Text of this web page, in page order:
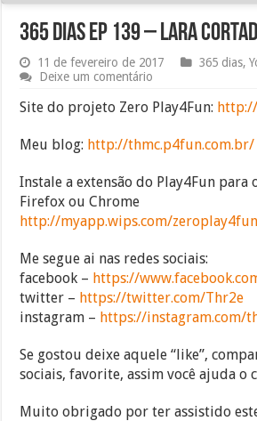
365 dias EP 139 – Lara
11 de fevereiro de 2017 365 dias,
Deixe um comentário
Site do projeto Zero Play4Fun:
Meu blog: http://thmc.p4fun.com.br/
Instale a extensão do Play4Fun para
Firefox ou Chrome
http://myapp.wips.com/zeroplay4fun
Me segue ai nas redes sociais:
facebook – https://
twitter – https://twitter.com/Thr2e
instagram – https://instagram.com/
Se gostou deixe aquele “like”,
sociais, favorite, assim você ajuda o
Muito obrigado por ter assistido